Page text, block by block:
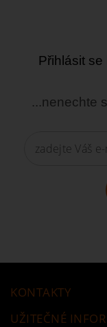
Přihlásit
...nenechte
KONTAKTY
UŽITEČNÉ